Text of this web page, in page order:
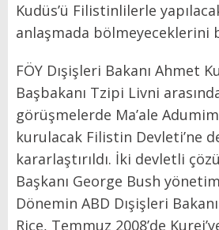
Kudüs’ü Filistinlilerle
anlaşmada bölmeyeceklerini
FÖY Dışişleri Bakanı Ahmet
Başbakanı Tzipi Livni
görüşmelerde Ma’ale
kurulacak Filistin Devleti’ne
kararlaştırıldı. İki devletli
Başkanı George Bush
Dönemin ABD Dışişleri
Rice, Temmuz 2008’de